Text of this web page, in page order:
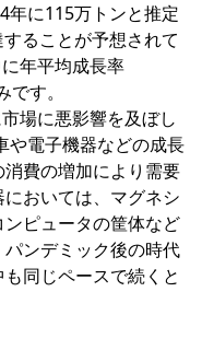
年に115万トンと推定
ることが予想されて
年平均成長率
す。
場に悪影響を及ぼし
や電子機器などの成長
費の増加により需要
おいては、マグネシ
ピュータの筐体など
ンデミック後の時代
同じペースで続くと